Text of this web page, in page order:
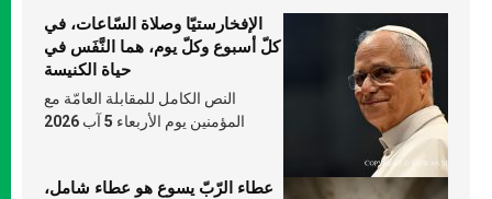
الإفخارستيّا وصلاة السّاعات، في
كلّ أسبوع وكلّ يوم، هما النَّفَس في
حياة الكنيسة
النص الكامل للمقابلة العامّة مع
المؤمنين يوم الأربعاء 5 آب 2026
عطاء الرّبّ يسوع هو عطاء شامل،